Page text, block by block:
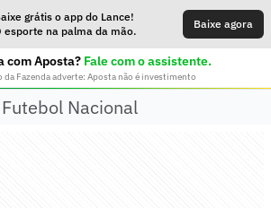
grátis o app do Lance!
esporte na palma da mão.
Baixe agora
com Aposta? Fale com o assistente.
Fazenda adverte: Aposta não é investimento
Futebol Nacional